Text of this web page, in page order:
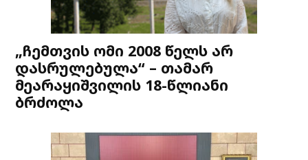
„ჩემთვის ომი 2008 წელს არ
დასრულებულა“ – თამარ
მეარაყიშვილის 18-წლიანი
ბრძოლა